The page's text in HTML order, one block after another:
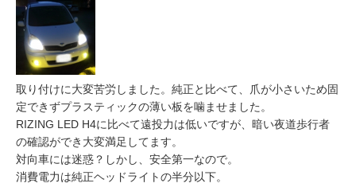
取り付けに大変苦労しました。純正と比べて、爪が小さいため固
定できずプラスティックの薄い板を噛ませました。
RIZING LED H4に比べて遠投力は低いですが、暗い夜道歩行者
の確認ができ大変満足してます。
対向車には迷惑？しかし、安全第一なので。
消費電力は純正ヘッドライトの半分以下。